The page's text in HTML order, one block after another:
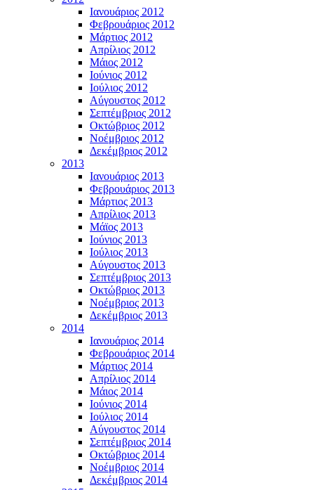
Ιανουάριος 2012
Φεβρουάριος 2012
Μάρτιος 2012
Απρίλιος 2012
Μάιος 2012
Ιούνιος 2012
Ιούλιος 2012
Αύγουστος 2012
Σεπτέμβριος 2012
Οκτώβριος 2012
Νοέμβριος 2012
Δεκέμβριος 2012
2013
Ιανουάριος 2013
Φεβρουάριος 2013
Μάρτιος 2013
Απρίλιος 2013
Μάϊος 2013
Ιούνιος 2013
Ιούλιος 2013
Αύγουστος 2013
Σεπτέμβριος 2013
Οκτώβριος 2013
Νοέμβριος 2013
Δεκέμβριος 2013
2014
Ιανουάριος 2014
Φεβρουάριος 2014
Μάρτιος 2014
Απρίλιος 2014
Μάιος 2014
Ιούνιος 2014
Ιούλιος 2014
Αύγουστος 2014
Σεπτέμβριος 2014
Οκτώβριος 2014
Νοέμβριος 2014
Δεκέμβριος 2014